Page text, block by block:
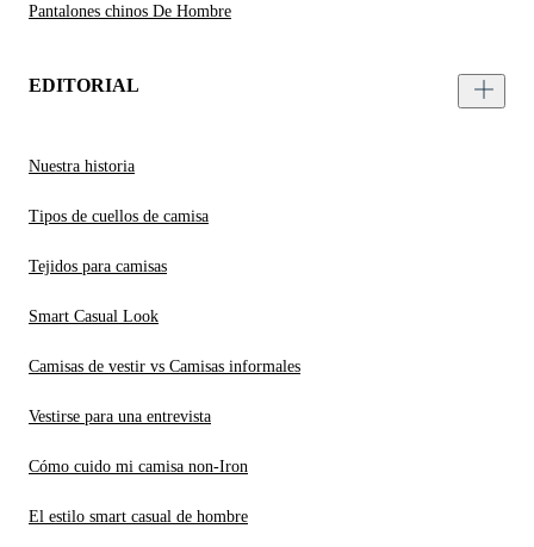
Pantalones chinos De Hombre
EDITORIAL
Nuestra historia
Tipos de cuellos de camisa
Tejidos para camisas
Smart Casual Look
Camisas de vestir vs Camisas informales
Vestirse para una entrevista
Cómo cuido mi camisa non-Iron
El estilo smart casual de hombre